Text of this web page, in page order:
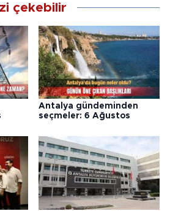
çekebilir
Antalya gündeminden
seçmeler: 6 Ağustos